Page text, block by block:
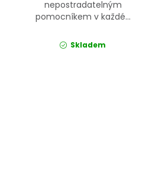
nepostradatelným
pomocníkem v každé...
Skladem